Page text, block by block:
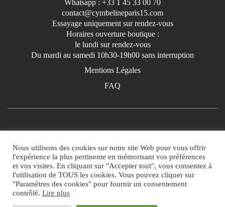
Whatsapp : +33 1 45 33 00 70
contact@cymbelineparis15.com
Essayage uniquement sur rendez-vous
Horaires ouverture boutique :
le lundi sur rendez-vous
Du mardi au samedi 10h30-19h00 sans interruption
Mentions Légales
FAQ
Nous utilisons des cookies sur notre site Web pour vous offrir
l'expérience la plus pertinente en mémorisant vos préférences
et vos visites. En cliquant sur "Accepter tout", vous consentez à
l'utilisation de TOUS les cookies. Vous pouvez cliquer sur
"Paramètres des cookies" pour fournir un consentement
contrôlé. Lire plus